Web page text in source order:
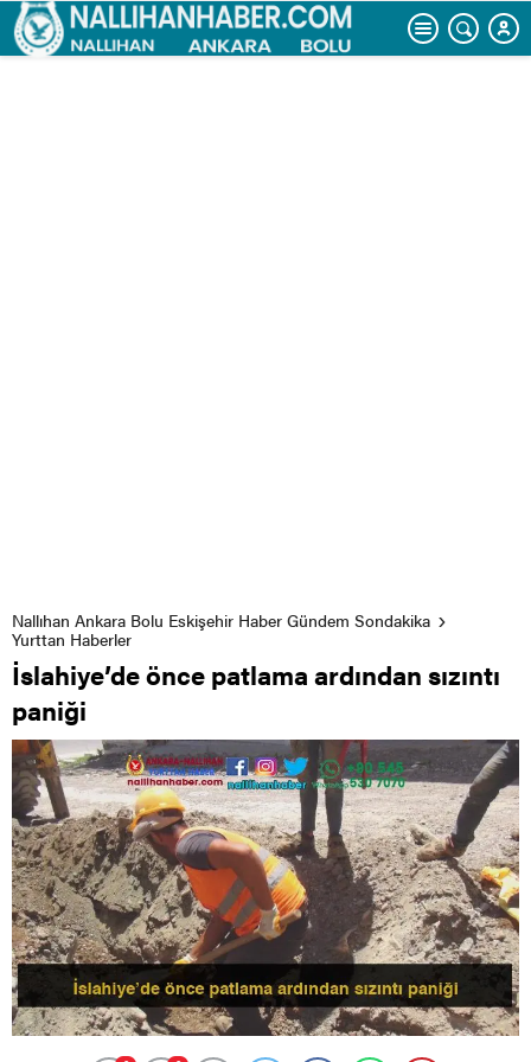
Nallıhan Ankara Bolu Eskişehir Haber Gündem Sondakika
Yurttan Haberler
İslahiye’de önce patlama ardından sızıntı
paniği